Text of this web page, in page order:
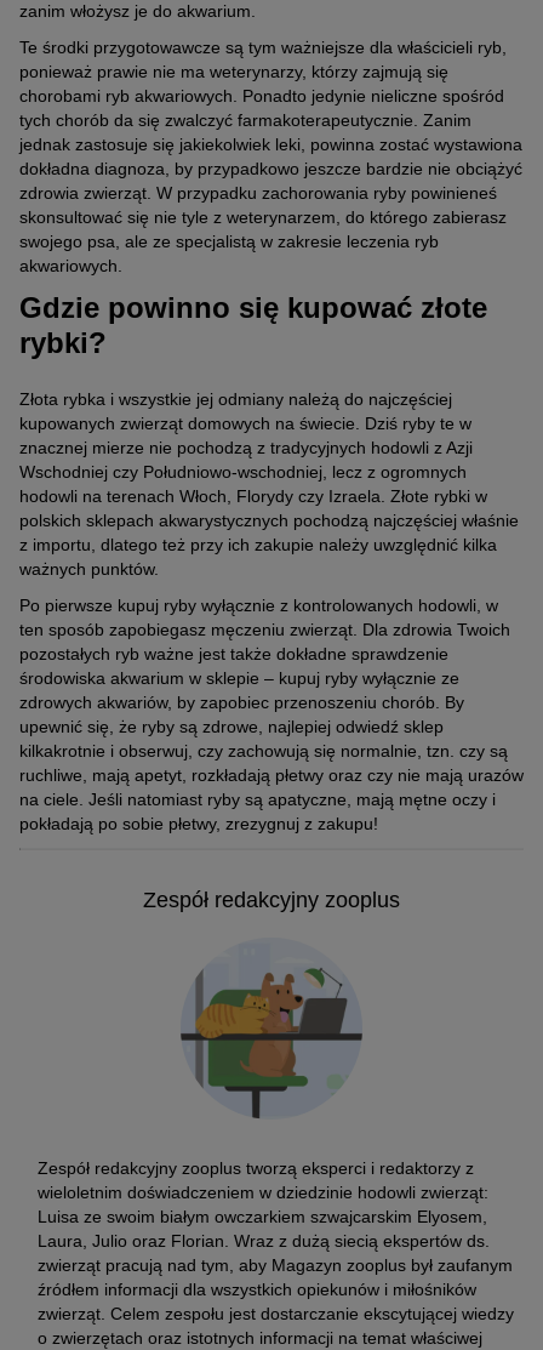
zanim włożysz je do akwarium.
Te środki przygotowawcze są tym ważniejsze dla właścicieli ryb,
ponieważ prawie nie ma weterynarzy, którzy zajmują się
chorobami ryb akwariowych. Ponadto jedynie nieliczne spośród
tych chorób da się zwalczyć farmakoterapeutycznie. Zanim
jednak zastosuje się jakiekolwiek leki, powinna zostać wystawiona
dokładna diagnoza, by przypadkowo jeszcze bardzie nie obciążyć
zdrowia zwierząt. W przypadku zachorowania ryby powinieneś
skonsultować się nie tyle z weterynarzem, do którego zabierasz
swojego psa, ale ze specjalistą w zakresie leczenia ryb
akwariowych.
Gdzie powinno się kupować złote
rybki?
Złota rybka i wszystkie jej odmiany należą do najczęściej
kupowanych zwierząt domowych na świecie. Dziś ryby te w
znacznej mierze nie pochodzą z tradycyjnych hodowli z Azji
Wschodniej czy Południowo-wschodniej, lecz z ogromnych
hodowli na terenach Włoch, Florydy czy Izraela. Złote rybki w
polskich sklepach akwarystycznych pochodzą najczęściej właśnie
z importu, dlatego też przy ich zakupie należy uwzględnić kilka
ważnych punktów.
Po pierwsze kupuj ryby wyłącznie z kontrolowanych hodowli, w
ten sposób zapobiegasz męczeniu zwierząt. Dla zdrowia Twoich
pozostałych ryb ważne jest także dokładne sprawdzenie
środowiska akwarium w sklepie – kupuj ryby wyłącznie ze
zdrowych akwariów, by zapobiec przenoszeniu chorób. By
upewnić się, że ryby są zdrowe, najlepiej odwiedź sklep
kilkakrotnie i obserwuj, czy zachowują się normalnie, tzn. czy są
ruchliwe, mają apetyt, rozkładają płetwy oraz czy nie mają urazów
na ciele. Jeśli natomiast ryby są apatyczne, mają mętne oczy i
pokładają po sobie płetwy, zrezygnuj z zakupu!
Zespół redakcyjny zooplus
Zespół redakcyjny zooplus tworzą eksperci i redaktorzy z
wieloletnim doświadczeniem w dziedzinie hodowli zwierząt:
Luisa ze swoim białym owczarkiem szwajcarskim Elyosem,
Laura, Julio oraz Florian. Wraz z dużą siecią ekspertów ds.
zwierząt pracują nad tym, aby Magazyn zooplus był zaufanym
źródłem informacji dla wszystkich opiekunów i miłośników
zwierząt. Celem zespołu jest dostarczanie ekscytującej wiedzy
o zwierzętach oraz istotnych informacji na temat właściwej